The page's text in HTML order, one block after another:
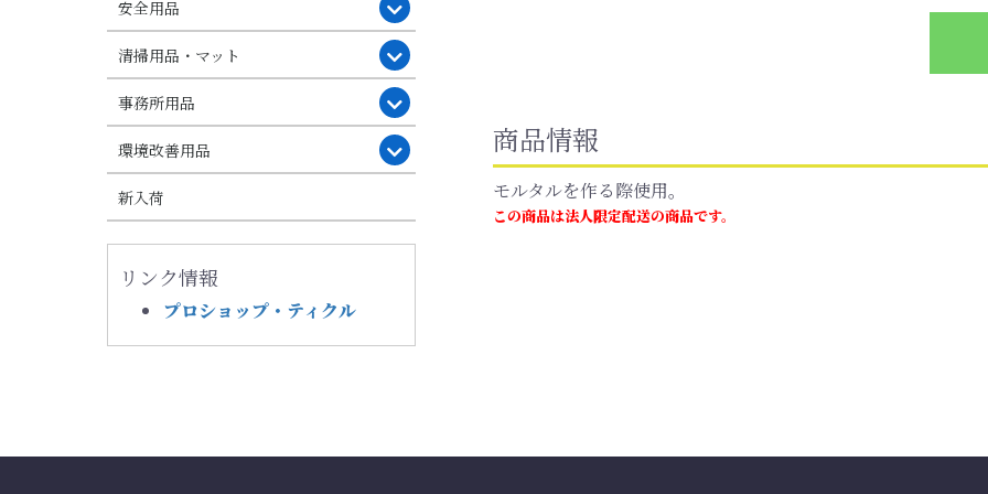
安全用品
清掃用品・マット
事務所用品
環境改善用品
新入荷
リンク情報
プロショップ・ティクル
商品情報
モルタルを作る際使用。
この商品は法人限定配送の商品です。